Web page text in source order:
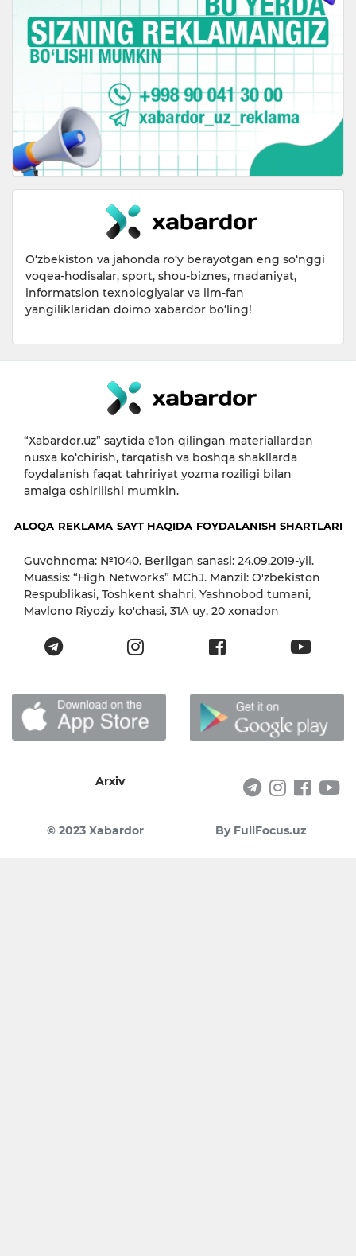
O‘zbekiston va jahonda ro‘y berayotgan eng so‘nggi
voqea-hodisalar, sport, shou-biznes, madaniyat,
informatsion texnologiyalar va ilm-fan
yangiliklaridan doimo xabardor bo‘ling!
“Xabardor.uz” saytida eʼlon qilingan materiallardan
nusxa ko‘chirish, tarqatish va boshqa shakllarda
foydalanish faqat tahririyat yozma roziligi bilan
amalga oshirilishi mumkin.
ALOQA REKLAMA SAYT HAQIDA FOYDALANISH SHARTLARI
Guvohnoma: №1040. Berilgan sanasi: 24.09.2019-yil.
Muassis: “High Networks” MChJ. Manzil: O'zbekiston
Respublikasi, Toshkent shahri, Yashnobod tumani,
Mavlono Riyoziy ko'chasi, 31А uy, 20 xonadon
Arxiv
© 2023 Xabardor By FullFocus.uz